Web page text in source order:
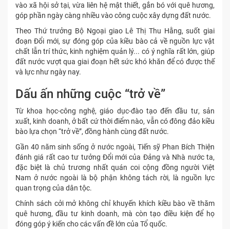
vào xã hội sở tại, vừa liên hệ mật thiết, gắn bó với quê hương,
góp phần ngày càng nhiều vào công cuộc xây dựng đất nước.
Theo Thứ trưởng Bộ Ngoại giao Lê Thị Thu Hằng, suốt giai
đoạn Đổi mới, sự đóng góp của kiều bào cả về nguồn lực vật
chất lẫn trí thức, kinh nghiệm quản lý... có ý nghĩa rất lớn, giúp
đất nước vượt qua giai đoạn hết sức khó khăn để có được thế
và lực như ngày nay.
Dấu ấn những cuộc “trở về”
Từ khoa học-công nghệ, giáo dục-đào tạo đến đầu tư, sản
xuất, kinh doanh, ở bất cứ thời điểm nào, vẫn có đông đảo kiều
bào lựa chọn “trở về”, đồng hành cùng đất nước.
Gần 40 năm sinh sống ở nước ngoài, Tiến sỹ Phan Bích Thiện
đánh giá rất cao tư tưởng Đổi mới của Đảng và Nhà nước ta,
đặc biệt là chủ trương nhất quán coi cộng đồng người Việt
Nam ở nước ngoài là bộ phận không tách rời, là nguồn lực
quan trọng của dân tộc.
Chính sách cởi mở không chỉ khuyến khích kiều bào về thăm
quê hương, đầu tư kinh doanh, mà còn tạo điều kiện để họ
đóng góp ý kiến cho các vấn đề lớn của Tổ quốc.